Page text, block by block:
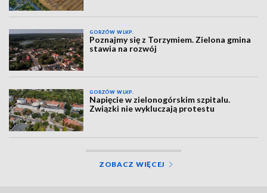
GORZÓW WLKP.
Poznajmy się z Torzymiem. Zielona gmina
stawia na rozwój
GORZÓW WLKP.
Napięcie w zielonogórskim szpitalu.
Związki nie wykluczają protestu
ZOBACZ WIĘCEJ